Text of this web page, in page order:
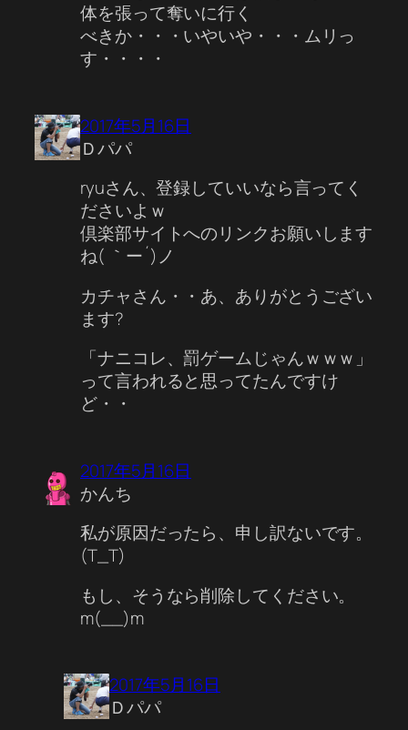
体を張って奪いに行く
べきか・・・いやいや・・・ムリっ
す・・・・
2017年5月16日
Ｄパパ
ryuさん、登録していいなら言ってく
ださいよｗ
倶楽部サイトへのリンクお願いします
ね( ｀ー´)ノ
カチャさん・・あ、ありがとうござい
ます?
「ナニコレ、罰ゲームじゃんｗｗｗ」
って言われると思ってたんですけ
ど・・
2017年5月16日
かんち
私が原因だったら、申し訳ないです。
(T_T)
もし、そうなら削除してください。
m(__)m
2017年5月16日
Ｄパパ